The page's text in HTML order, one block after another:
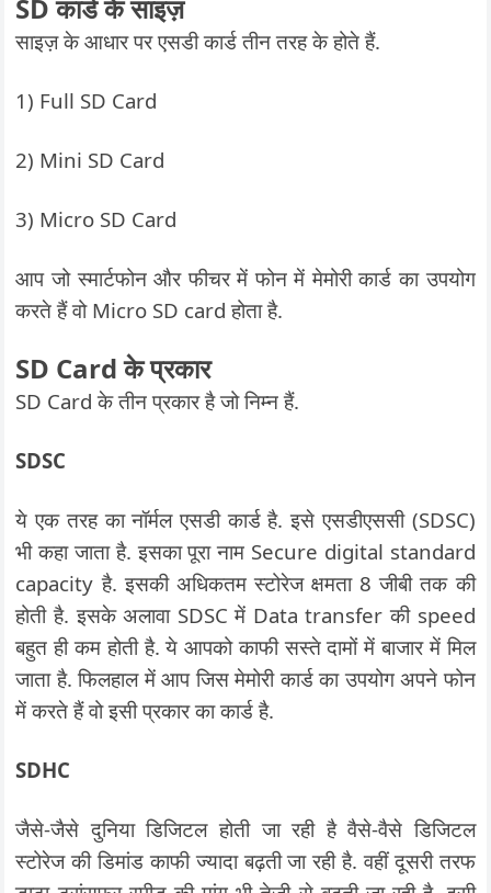
SD कार्ड के साइज़
साइज़ के आधार पर एसडी कार्ड तीन तरह के होते हैं.
1) Full SD Card
2) Mini SD Card
3) Micro SD Card
आप जो स्मार्टफोन और फीचर में फोन में मेमोरी कार्ड का उपयोग
करते हैं वो Micro SD card होता है.
SD Card के प्रकार
SD Card के तीन प्रकार है जो निम्न हैं.
SDSC
ये एक तरह का नॉर्मल एसडी कार्ड है. इसे एसडीएससी (SDSC)
भी कहा जाता है. इसका पूरा नाम Secure digital standard
capacity है. इसकी अधिकतम स्टोरेज क्षमता 8 जीबी तक की
होती है. इसके अलावा SDSC में Data transfer की speed
बहुत ही कम होती है. ये आपको काफी सस्ते दामों में बाजार में मिल
जाता है. फिलहाल में आप जिस मेमोरी कार्ड का उपयोग अपने फोन
में करते हैं वो इसी प्रकार का कार्ड है.
SDHC
जैसे-जैसे दुनिया डिजिटल होती जा रही है वैसे-वैसे डिजिटल
स्टोरेज की डिमांड काफी ज्यादा बढ़ती जा रही है. वहीं दूसरी तरफ